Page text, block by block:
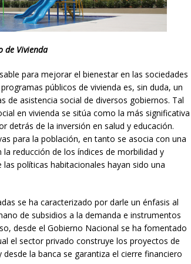
de Vivienda
para mejorar el bienestar en las sociedades
públicos de vivienda es, sin duda, un
de asistencia social de diversos gobiernos. Tal
en vivienda se sitúa como la más significativa
detrás de la inversión en salud y educación.
para la población, en tanto se asocia con una
reducción de los índices de morbilidad y
políticas habitacionales hayan sido una
se ha caracterizado por darle un énfasis al
de subsidios a la demanda e instrumentos
desde el Gobierno Nacional se ha fomentado
el sector privado construye los proyectos de
la banca se garantiza el cierre financiero